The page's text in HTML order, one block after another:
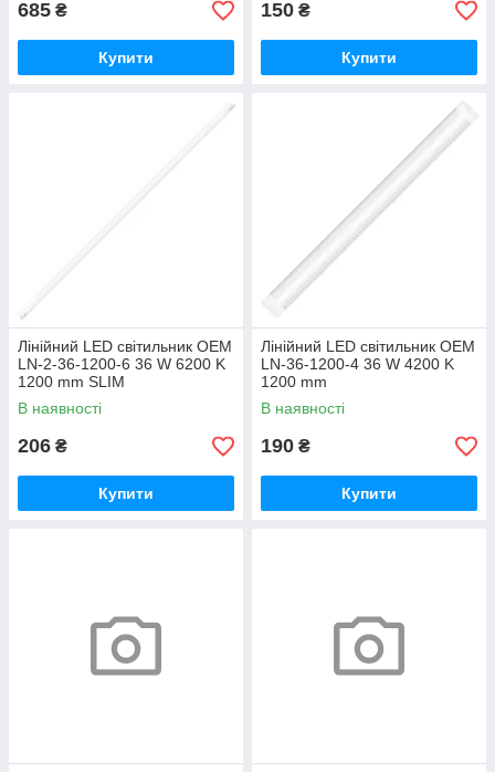
685 ₴
Купити
150 ₴
Купити
Лінійний LED світильник OEM
LN-2-36-1200-6 36 W 6200 K
1200 mm SLIM
В наявності
206 ₴
Купити
Лінійний LED світильник OEM
LN-36-1200-4 36 W 4200 K
1200 mm
В наявності
190 ₴
Купити